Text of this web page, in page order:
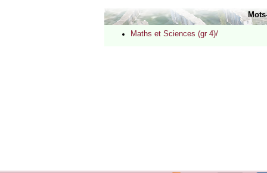
Maths et Sciences (gr 4)/